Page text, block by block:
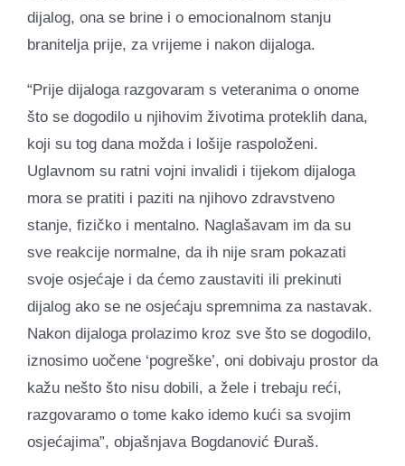
dijalog, ona se brine i o emocionalnom stanju
branitelja prije, za vrijeme i nakon dijaloga.
“Prije dijaloga razgovaram s veteranima o onome
što se dogodilo u njihovim životima proteklih dana,
koji su tog dana možda i lošije raspoloženi.
Uglavnom su ratni vojni invalidi i tijekom dijaloga
mora se pratiti i paziti na njihovo zdravstveno
stanje, fizičko i mentalno. Naglašavam im da su
sve reakcije normalne, da ih nije sram pokazati
svoje osjećaje i da ćemo zaustaviti ili prekinuti
dijalog ako se ne osjećaju spremnima za nastavak.
Nakon dijaloga prolazimo kroz sve što se dogodilo,
iznosimo uočene ‘pogreške’, oni dobivaju prostor da
kažu nešto što nisu dobili, a žele i trebaju reći,
razgovaramo o tome kako idemo kući sa svojim
osjećajima”, objašnjava Bogdanović Đuraš.